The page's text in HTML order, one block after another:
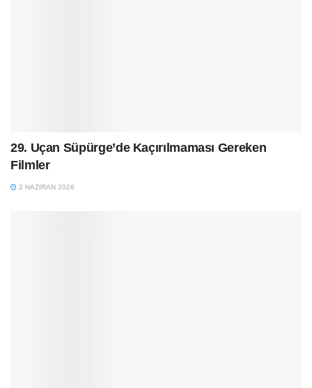
29. Uçan Süpürge’de Kaçırılmaması Gereken
Filmler
2 HAZIRAN 2026